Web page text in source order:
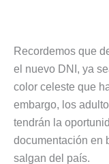
Recordemos que
el nuevo DNI, ya
color celeste que
embargo, los
tendrán la
documentación en
salgan del país.